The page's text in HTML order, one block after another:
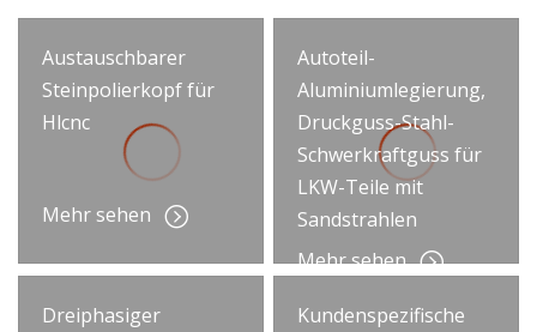
Austauschbarer
Steinpolierkopf für
Hlcnc
Mehr sehen
Autoteil-
Aluminiumlegierung,
Druckguss-Stahl-
Schwerkraftguss für
LKW-Teile mit
Sandstrahlen
Mehr sehen
Dreiphasiger
Kundenspezifische